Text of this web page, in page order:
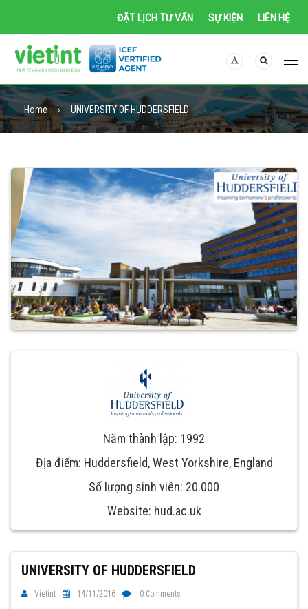
ĐẶT LỊCH TƯ VẤN SỰ KIỆN LIÊN HỆ
Home UNIVERSITY OF HUDDERSFIELD
Năm thành lập: 1992
Địa điểm: Huddersfield, West Yorkshire, England
Số lượng sinh viên: 20.000
Website: hud.ac.uk
UNIVERSITY OF HUDDERSFIELD
Vietint 14/11/2016 0 Comments